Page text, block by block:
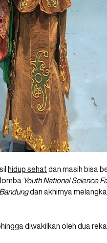
hidup sehat dan masih bisa
Youth National Science
Bandungdan akhirnya
diwakilkan oleh dua